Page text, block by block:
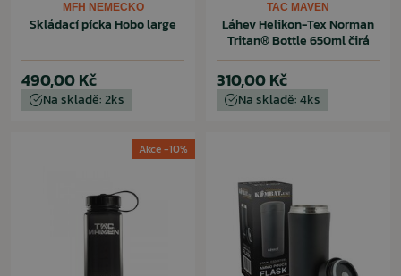
MFH NEMECKO
Skládací pícka Hobo large
490,00 Kč
Na skladě: 2ks
TAC MAVEN
Láhev Helikon-Tex Norman
Tritan® Bottle 650ml čirá
310,00 Kč
Na skladě: 4ks
Akce -10%